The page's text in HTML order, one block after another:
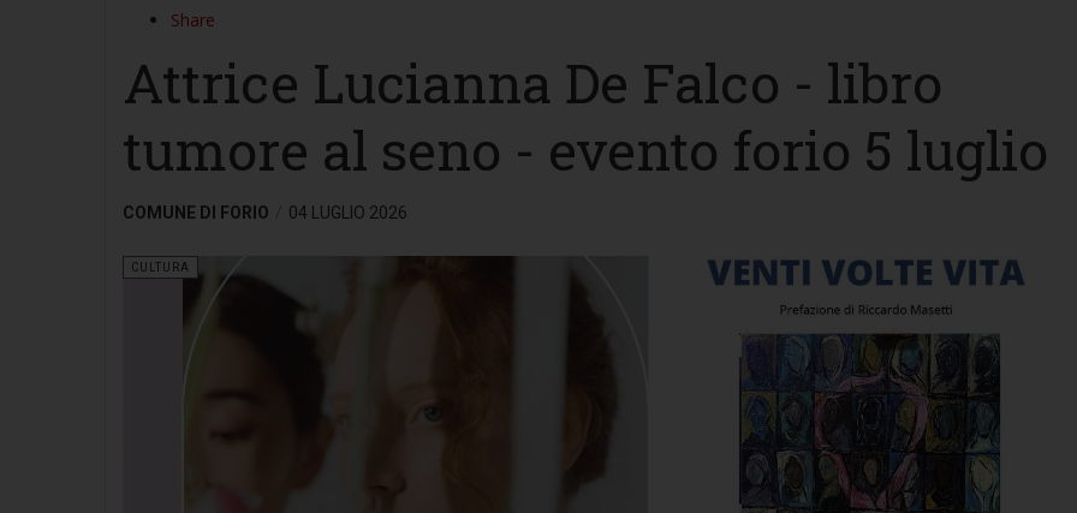
Share
Attrice Lucianna De Falco - libro
tumore al seno - evento forio 5 luglio
COMUNE DI FORIO 04 LUGLIO 2026
CULTURA